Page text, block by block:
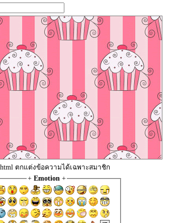
html ตกแต่งข้อความได้เฉพาะสมาชิก
+ Emotion +